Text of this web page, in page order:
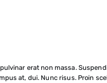
erat non massa.
at, dui. Nunc risus. Proin